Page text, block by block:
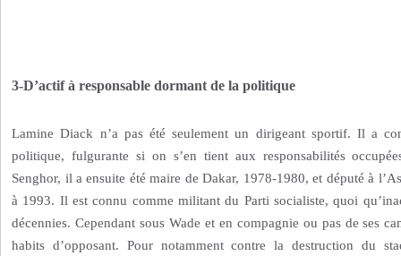
3-D’actif à responsable dormant de la politique
Lamine Diack n’a pas été seulement un dirigeant sportif. Il a
politique, fulgurante si on s’en tient aux responsabilités
Senghor, il a ensuite été maire de Dakar, 1978-1980, et député à
à 1993. Il est connu comme militant du Parti socialiste, quoi
décennies. Cependant sous Wade et en compagnie ou pas de ses
habits d’opposant. Pour notamment contre la destruction du